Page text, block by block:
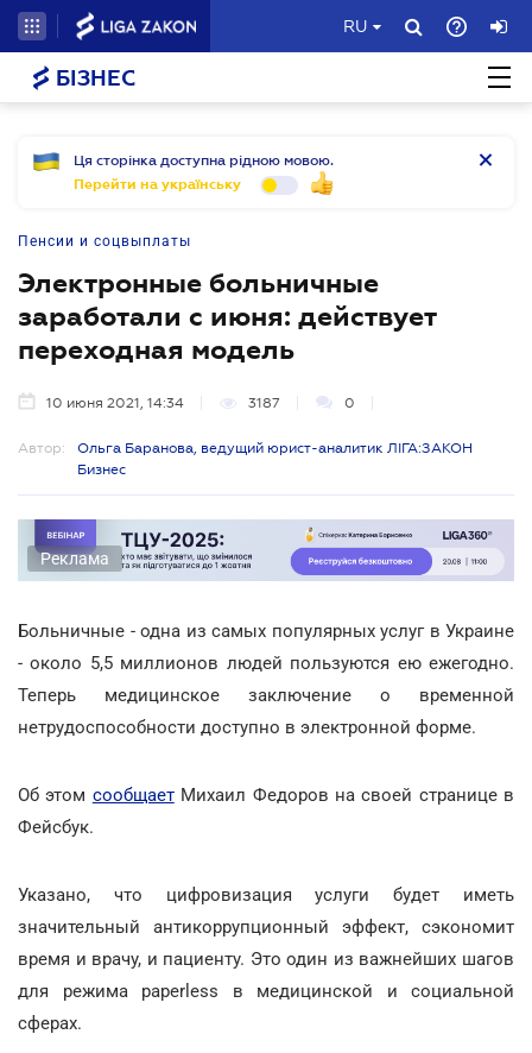
RU
БІЗНЕС
Ця сторінка доступна рідною мовою.
Перейти на українську
Пенсии и соцвыплаты
Электронные больничные
заработали с июня: действует
переходная модель
10 июня 2021, 14:34 3187 0
Автор:
Ольга Баранова, ведущий юрист-аналитик ЛІГА:ЗАКОН
Бизнес
Реклама
Больничные - одна из самых популярных услуг в Украине
- около 5,5 миллионов людей пользуются ею ежегодно.
Теперь медицинское заключение о временной
нетрудоспособности доступно в электронной форме.
Об этом сообщаетМихаил Федоров на своей странице в
Фейсбук.
Указано, что цифровизация услуги будет иметь
значительный антикоррупционный эффект, сэкономит
время и врачу, и пациенту. Это один из важнейших шагов
для режима paperless в медицинской и социальной
сферах.